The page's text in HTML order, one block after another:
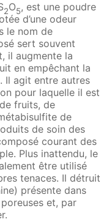
2O5, est une poudre
d’une odeur
le nom de
sert souvent
il augmente la
en empêchant la
Il agit entre autres
pour laquelle il est
fruits, de
de
de soin des
courant des
Plus inattendu, le
être utilisé
tenaces. Il détruit
présente dans
et, par